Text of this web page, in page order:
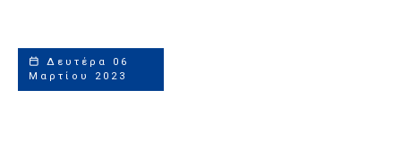
Δευτέρα 06
Μαρτίου 2023